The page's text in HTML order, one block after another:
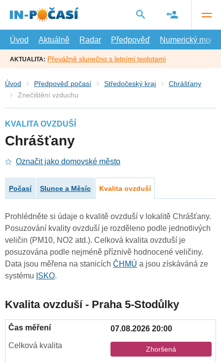
hlavní
Úvod
Aktuálně Radar Předpověď Numerický model
AKTUALITA: Převážně slunečno s letními teplotami
Úvod Předpověď počasí Středočeský kraj
Chrášťany
Znečištění vzduchu
KVALITA OVZDUŠÍ
Chrášťany
Označit jako domovské město
Počasí Slunce a Měsíc Kvalita ovzduší
Prohlédněte si údaje o kvalitě ovzduší v lokalitě Chrášťany.
Posuzování kvality ovzduší je rozděleno podle jednotlivých
veličin (PM10, NO2 atd.). Celková kvalita ovzduší je
posuzována podle nejméně příznivě hodnocené veličiny.
Data jsou měřena na stanicích ČHMÚ a jsou získáváná ze
systému ISKO.
Kvalita ovzduší - Praha 5-Stodůlky
07.08.2026 20:00
Zhoršená